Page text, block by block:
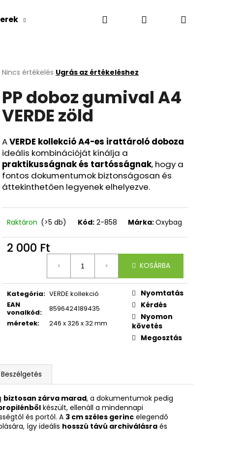
KeresésBejelentkezés
Kosár
A
átlagos
értékelése
5-
ből
csillag.
Nincs értékelés Ugrás az értékeléshez
PP doboz gumival A4
VERDE zöld
AVERDE kollekció A4-es irattároló doboza
ideális kombinációját kínálja a
praktikusságnak és tartósságnak, hogy a
fontos dokumentumok biztonságosan és
áttekinthetően legyenek elhelyezve.
Raktáron (>5 db) Kód: 2-858 Márka:Oxybag
2 000 Ft
KOSÁRBA
Kategória: VERDE kollekció
EAN
vonalkód:
8596424189435
méretek: 246 x 326 x 32 mm
Nyomtatás
Kérdés
Nyomon
követés
Megosztás
Beszélgetés
biztosan zárva marad, a dokumentumok pedig
készült, ellenáll a mindennapi
és portól. A 3 cm széles gerinc elegendő
így ideális hosszú távú archiválásra és
Következő
OXY ZERO GREY